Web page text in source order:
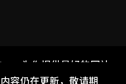
」为你提供最好的网站
容仍在更新，敬请期